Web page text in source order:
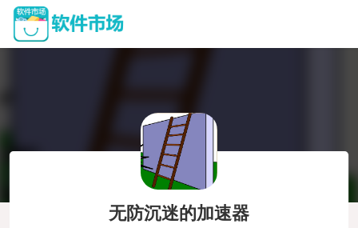
无防沉迷的加速器